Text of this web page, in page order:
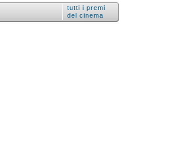
tutti i premi
del cinema